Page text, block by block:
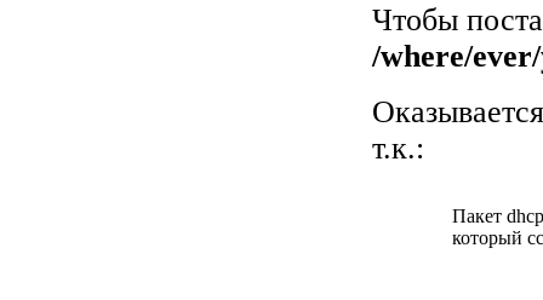
Чтобы
/where/
т.к.:
Пакет
который